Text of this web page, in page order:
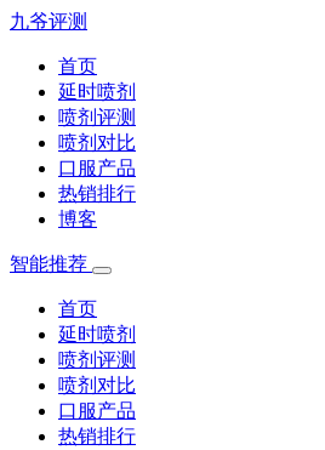
九爷评测
首页
延时喷剂
喷剂评测
喷剂对比
口服产品
热销排行
博客
智能推荐
首页
延时喷剂
喷剂评测
喷剂对比
口服产品
热销排行